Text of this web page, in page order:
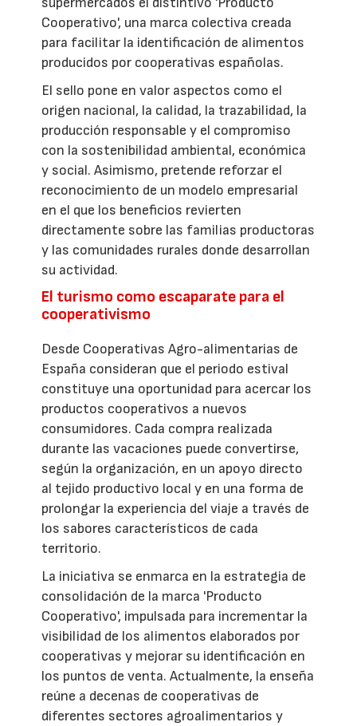
Cooperativo', una marca colectiva creada
para facilitar la identificación de alimentos
producidos por cooperativas españolas.
El sello pone en valor aspectos como el
origen nacional, la calidad, la trazabilidad, la
producción responsable y el compromiso
con la sostenibilidad ambiental, económica
y social. Asimismo, pretende reforzar el
reconocimiento de un modelo empresarial
en el que los beneficios revierten
directamente sobre las familias productoras
y las comunidades rurales donde desarrollan
su actividad.
El turismo como escaparate para el
cooperativismo
Desde Cooperativas Agro-alimentarias de
España consideran que el periodo estival
constituye una oportunidad para acercar los
productos cooperativos a nuevos
consumidores. Cada compra realizada
durante las vacaciones puede convertirse,
según la organización, en un apoyo directo
al tejido productivo local y en una forma de
prolongar la experiencia del viaje a través de
los sabores característicos de cada
territorio.
La iniciativa se enmarca en la estrategia de
consolidación de la marca 'Producto
Cooperativo', impulsada para incrementar la
visibilidad de los alimentos elaborados por
cooperativas y mejorar su identificación en
los puntos de venta. Actualmente, la enseña
reúne a decenas de cooperativas de
diferentes sectores agroalimentarios y